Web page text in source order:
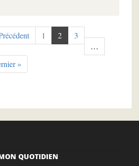
Page
1
Page
courante
2 Page
3
…
»
QUOTIDIEN